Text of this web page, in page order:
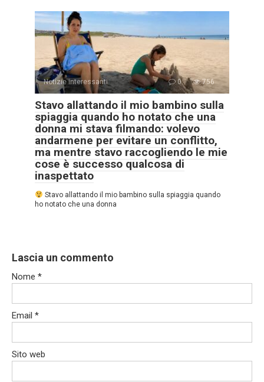
Notizie interessanti 0 756
Stavo allattando il mio bambino sulla
spiaggia quando ho notato che una
donna mi stava filmando: volevo
andarmene per evitare un conflitto,
ma mentre stavo raccogliendo le mie
cose è successo qualcosa di
inaspettato
Stavo allattando il mio bambino sulla spiaggia quando
ho notato che una donna
Lascia un commento
Nome *
Email *
Sito web